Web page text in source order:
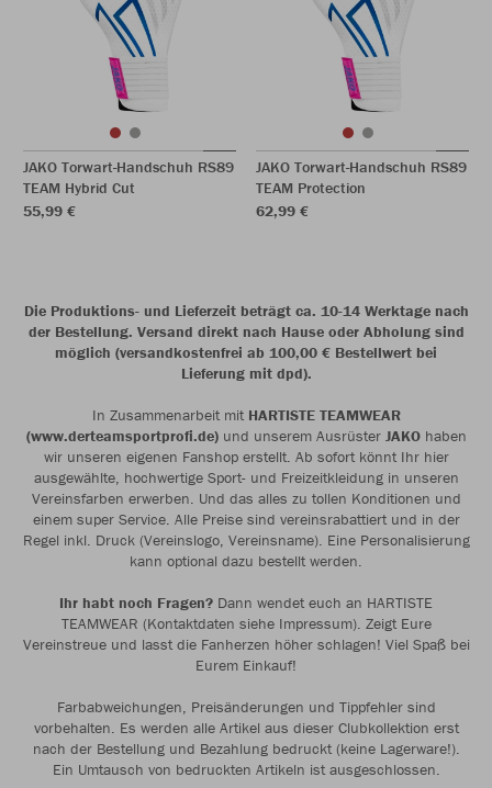
JAKO Torwart-Handschuh RS89
TEAM Hybrid Cut
55,99 €
JAKO Torwart-Handschuh RS89
TEAM Protection
62,99 €
Die Produktions- und Lieferzeit beträgt ca. 10-14 Werktage nach
der Bestellung. Versand direkt nach Hause oder Abholung sind
möglich (versandkostenfrei ab 100,00 € Bestellwert bei
Lieferung mit dpd).
In Zusammenarbeit mit HARTISTE TEAMWEAR
(www.derteamsportprofi.de)und unserem Ausrüster JAKOhaben
wir unseren eigenen Fanshop erstellt. Ab sofort könnt Ihr hier
ausgewählte, hochwertige Sport- und Freizeitkleidung in unseren
Vereinsfarben erwerben. Und das alles zu tollen Konditionen und
einem super Service. Alle Preise sind vereinsrabattiert und in der
Regel inkl. Druck (Vereinslogo, Vereinsname). Eine Personalisierung
kann optional dazu bestellt werden.
Ihr habt noch Fragen? Dann wendet euch an HARTISTE
TEAMWEAR (Kontaktdaten siehe Impressum). Zeigt Eure
Vereinstreue und lasst die Fanherzen höher schlagen! Viel Spaß bei
Eurem Einkauf!
Farbabweichungen, Preisänderungen und Tippfehler sind
vorbehalten. Es werden alle Artikel aus dieser Clubkollektion erst
nach der Bestellung und Bezahlung bedruckt (keine Lagerware!).
Ein Umtausch von bedruckten Artikeln ist ausgeschlossen.